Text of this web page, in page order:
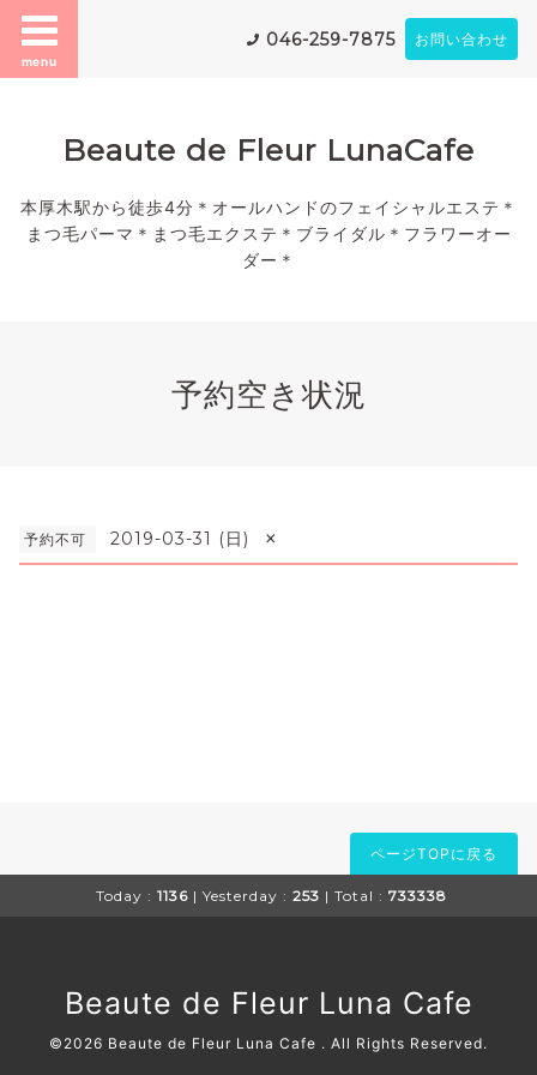
menu
046-259-7875 お問い合わせ
Beaute de Fleur LunaCafe
本厚木駅から徒歩4分＊オールハンドのフェイシャルエステ＊
まつ毛パーマ＊まつ毛エクステ＊ブライダル＊フラワーオー
ダー＊
予約空き状況
予約不可 2019-03-31 (日) ×
ページTOPに戻る
Today : 1136 | Yesterday : 253 | Total : 733338
Beaute de Fleur Luna Cafe
©2026 Beaute de Fleur Luna Cafe . All Rights Reserved.